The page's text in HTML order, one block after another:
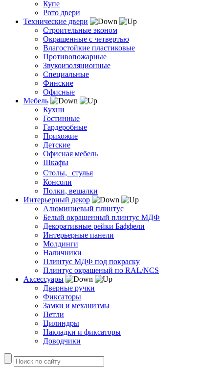
Купе
Рото двери
Технические двери
Строительные эконом
Окрашенные с четвертью
Влагостойкие пластиковые
Противопожарные
Звукоизоляционные
Специальные
Финские
Офисные
Мебель
Кухни
Гостинные
Гардеробные
Прихожие
Детские
Офисная мебель
Шкафы
Столы, стулья
Консоли
Полки, вешалки
Интерьерный декор
Алюминиевый плинтус
Белый окрашенный плинтус МДФ
Декоративные рейки Баффели
Интерьерные панели
Молдинги
Наличники
Плинтус МДФ под покраску
Плинтус окрашеный по RAL/NCS
Аксессуары
Дверные ручки
Фиксаторы
Замки и механизмы
Петли
Цилиндры
Накладки и фиксаторы
Доводчики